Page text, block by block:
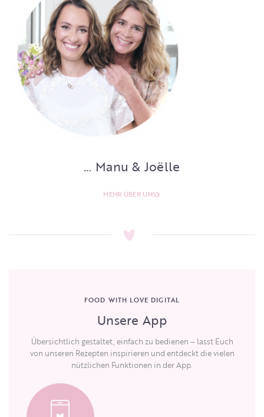
… Manu & Joëlle
MEHR ÜBER UNS
FOOD WITH LOVE DIGITAL
Unsere App
Übersichtlich gestaltet, einfach zu bedienen – lasst Euch
von unseren Rezepten inspirieren und entdeckt die vielen
nützlichen Funktionen in der App.